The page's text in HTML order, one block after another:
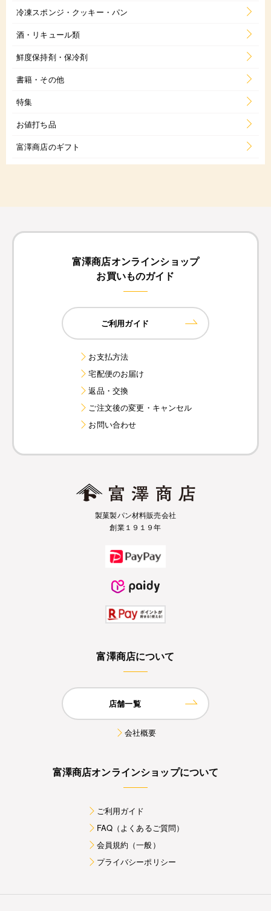
冷凍スポンジ・クッキー・パン
酒・リキュール類
鮮度保持剤・保冷剤
書籍・その他
特集
お値打ち品
富澤商店のギフト
富澤商店オンラインショップ
お買いものガイド
ご利用ガイド
お支払方法
宅配便のお届け
返品・交換
ご注文後の変更・キャンセル
お問い合わせ
製菓製パン材料販売会社
創業１９１９年
富澤商店について
店舗一覧
会社概要
富澤商店オンラインショップについて
ご利用ガイド
FAQ（よくあるご質問）
会員規約（一般）
プライバシーポリシー